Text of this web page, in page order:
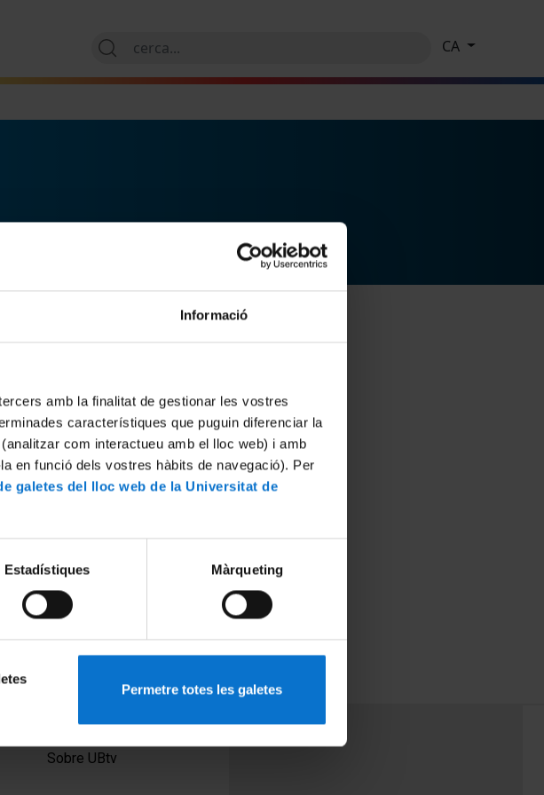
Informació
amb la finalitat de gestionar les vostres
característiques que puguin diferenciar la
com interactueu amb el lloc web) i amb
en funció dels vostres hàbits de navegació). Per
galetes del lloc web de la Universitat de
Estadístiques Màrqueting
Permetre totes les galetes
CA
PEU 2
Sobre UBtv
PEU 3